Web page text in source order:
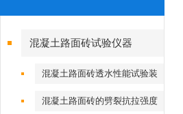
混凝土路面砖试验仪器
混凝土路面砖透水性能试验装
置
混凝土路面砖的劈裂抗拉强度